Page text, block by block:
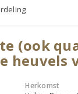
(ook
heuvels
Herkomst